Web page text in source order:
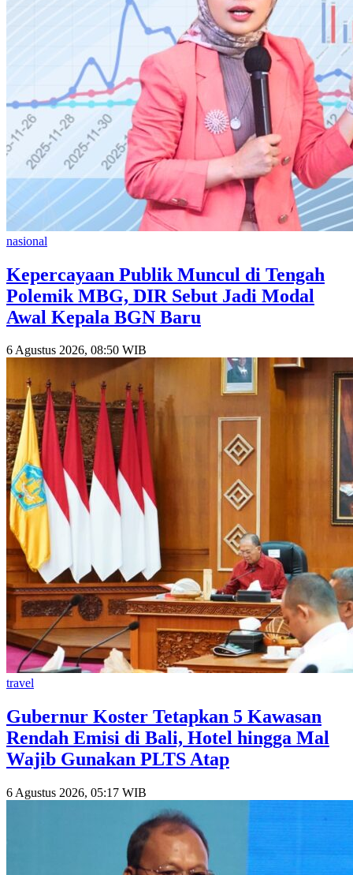
nasional
Kepercayaan Publik Muncul di Tengah
Polemik MBG, DIR Sebut Jadi Modal
Awal Kepala BGN Baru
6 Agustus 2026, 08:50 WIB
travel
Gubernur Koster Tetapkan 5 Kawasan
Rendah Emisi di Bali, Hotel hingga Mal
Wajib Gunakan PLTS Atap
6 Agustus 2026, 05:17 WIB